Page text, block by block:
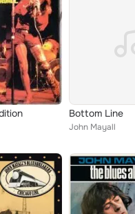
Bottom Line
John Mayall